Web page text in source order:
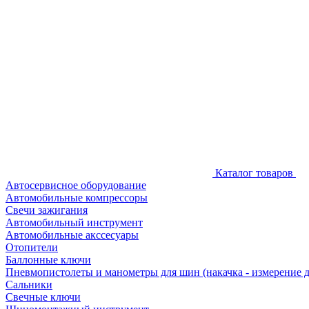
Каталог товаров
Автосервисное оборудование
Автомобильные компрессоры
Свечи зажигания
Автомобильный инструмент
Автомобильные акссесуары
Отопители
Баллонные ключи
Пневмопистолеты и манометры для шин (накачка - измерение
Сальники
Свечные ключи